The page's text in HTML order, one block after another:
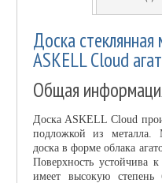
Доска
ASKELL Cloud
Общая
Доска ASKELL Cloud
подложкой из металла.
доска в форме облака
Поверхность устойчива
имеет высокую степень